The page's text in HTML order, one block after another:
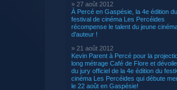
» 27 août 2012
À Percé en Gaspésie, la 4e édition du
festival de cinéma Les Percéides
récompense le talent du jeune
d'auteur !
» 21 août 2012
Kevin Parent à Percé pour la
long métrage Café de Flore et
du jury officiel de la 4e édition du
cinéma Les Percéides qui débute
le 22 août en Gaspésie!